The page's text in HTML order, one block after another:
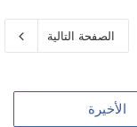
الصفحة التالية
الأخيرة